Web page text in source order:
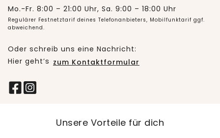
Mo.-Fr. 8:00 – 21:00 Uhr, Sa. 9:00 – 18:00 Uhr
Regulärer Festnetztarif deines Telefonanbieters, Mobilfunktarif ggf.
abweichend.
Oder schreib uns eine Nachricht:
Hier geht’s zum Kontaktformular
Unsere Vorteile für dich